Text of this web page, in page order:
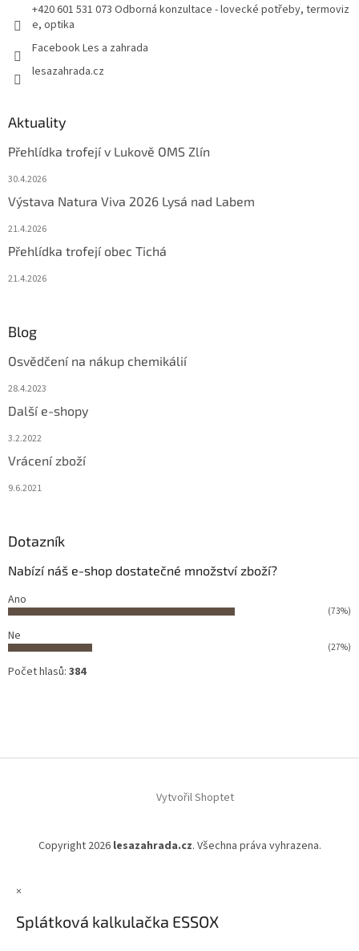
+420 601 531 073 Odborná konzultace - lovecké potřeby, termoviz
e, optika
Facebook Les a zahrada
lesazahrada.cz
Aktuality
Přehlídka trofejí v Lukově OMS Zlín
30.4.2026
Výstava Natura Viva 2026 Lysá nad Labem
21.4.2026
Přehlídka trofejí obec Tichá
21.4.2026
Blog
Osvědčení na nákup chemikálií
28.4.2023
Další e-shopy
3.2.2022
Vrácení zboží
9.6.2021
Dotazník
Nabízí náš e-shop dostatečné množství zboží?
Ano
(73%)
Ne
(27%)
Počet hlasů: 384
Vytvořil Shoptet
Copyright 2026 lesazahrada.cz. Všechna práva vyhrazena.
×
Splátková kalkulačka ESSOX